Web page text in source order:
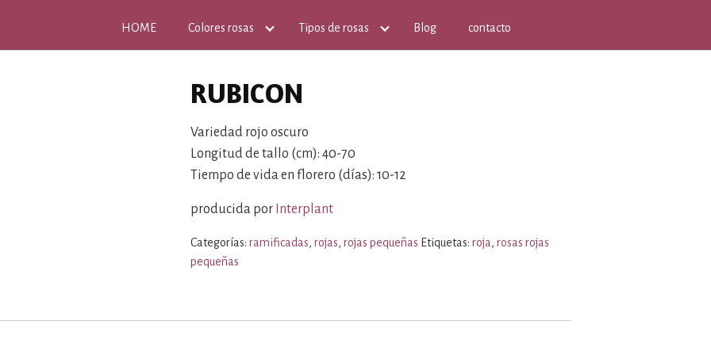
HOME Colores rosas Tipos de rosas Blog contacto
RUBICON
Variedad rojo oscuro
Longitud de tallo (cm): 40-70
Tiempo de vida en florero (días): 10-12
producida por Interplant
Categorías: ramificadas, rojas, rojas pequeñas Etiquetas: roja, rosas rojas
pequeñas